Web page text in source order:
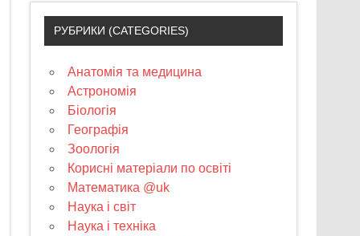
РУБРИКИ (CATEGORIES)
Анатомія та медицина
Астрономія
Біологія
Географія
Зоологія
Корисні матеріали по освіті
Математика @uk
Наука і світ
Наука і техніка